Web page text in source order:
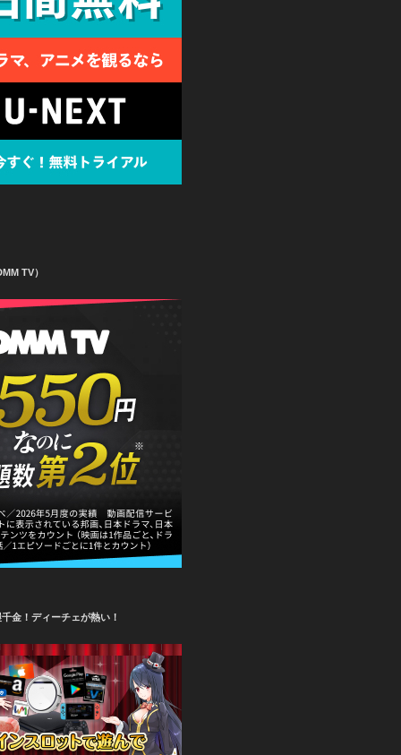
TV）
金！ディーチェが熱い！